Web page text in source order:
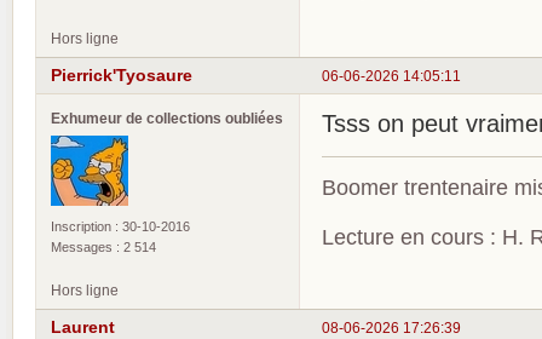
Hors ligne
06-06-2026 14:05:11
Pierrick'Tyosaure
Exhumeur de collections oubliées
Inscription : 30-10-2016
Messages : 2 514
Tsss on peut
Boomer trentenaire
Lecture en cours : H.
Hors ligne
08-06-2026 17:26:39
Laurent